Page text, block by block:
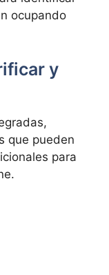
ocupando
y
que pueden
para